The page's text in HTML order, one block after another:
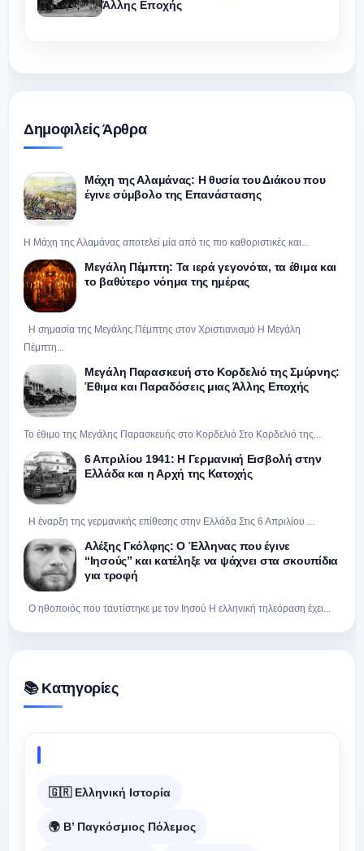
Άλλης Εποχής
Δημοφιλείς Άρθρα
Μάχη της Αλαμάνας: Η θυσία του Διάκου που
έγινε σύμβολο της Επανάστασης
Η Μάχη της Αλαμάνας αποτελεί μία από τις πιο καθοριστικές και...
Μεγάλη Πέμπτη: Τα ιερά γεγονότα, τα έθιμα και
το βαθύτερο νόημα της ημέρας
Η σημασία της Μεγάλης Πέμπτης στον Χριστιανισμό Η Μεγάλη
Πέμπτη...
Μεγάλη Παρασκευή στο Κορδελιό της Σμύρνης:
Έθιμα και Παραδόσεις μιας Άλλης Εποχής
Το έθιμο της Μεγάλης Παρασκευής στο Κορδελιό Στο Κορδελιό της...
6 Απριλίου 1941: Η Γερμανική Εισβολή στην
Ελλάδα και η Αρχή της Κατοχής
Η έναρξη της γερμανικής επίθεσης στην Ελλάδα Στις 6 Απριλίου ...
Αλέξης Γκόλφης: Ο Έλληνας που έγινε
“Ιησούς” και κατέληξε να ψάχνει στα σκουπίδια
για τροφή
Ο ηθοποιός που ταυτίστηκε με τον Ιησού Η ελληνική τηλεόραση έχει...
📚 Κατηγορίες
🇬🇷 Ελληνική Ιστορία
🌍 Β’ Παγκόσμιος Πόλεμος